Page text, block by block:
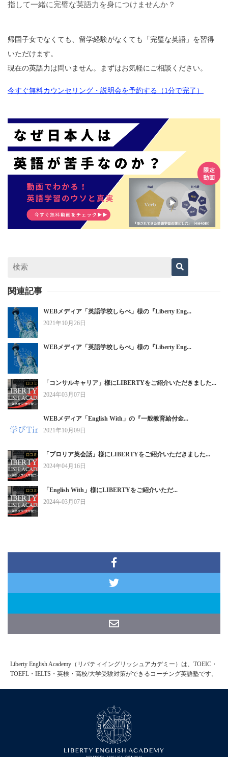
指して一緒に完璧な英語力を身につけませんか？
帰国子女でなくても、留学経験がなくても「完璧な英語」を習得
いただけます。
現在の英語力は問いません。まずはお気軽にご相談ください。
今すぐ無料カウンセリング・説明会を予約する（1分で完了）
関連記事
WEBメディア「英語学校しらべ」様の『Liberty Eng...
2021年10月26日
WEBメディア「英語学校しらべ」様の『Liberty Eng...
「コンサルキャリア」様にLIBERTYをご紹介いただきました...
2024年03月07日
WEBメディア「English With」の『一般教育給付金...
2021年10月09日
「プロリア英会話」様にLIBERTYをご紹介いただきました...
2024年04月16日
「English With」様にLIBERTYをご紹介いただ...
2024年03月07日
Liberty English Academy（リバティイングリッシュアカデミー）は、TOEIC・
TOEFL・IELTS・英検・高校/大学受験対策ができるコーチング英語塾です。